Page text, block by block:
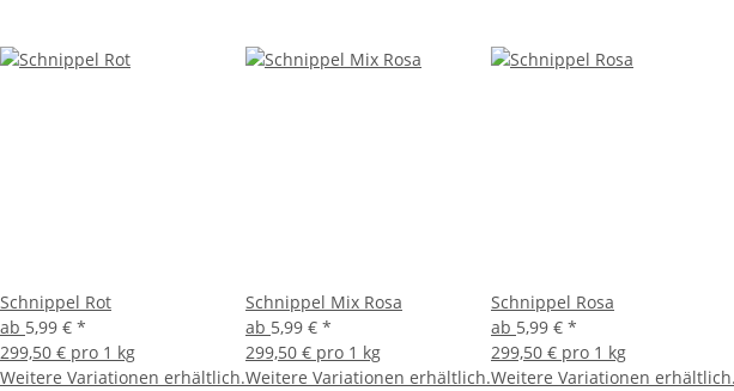
Schnippel Rot
ab 5,99 € *
299,50 € pro 1 kg
Weitere Variationen erhältlich.
Schnippel Mix Rosa
ab 5,99 € *
299,50 € pro 1 kg
Weitere Variationen erhältlich.
Schnippel Rosa
ab 5,99 € *
299,50 € pro 1 kg
Weitere Variationen erhältlich.